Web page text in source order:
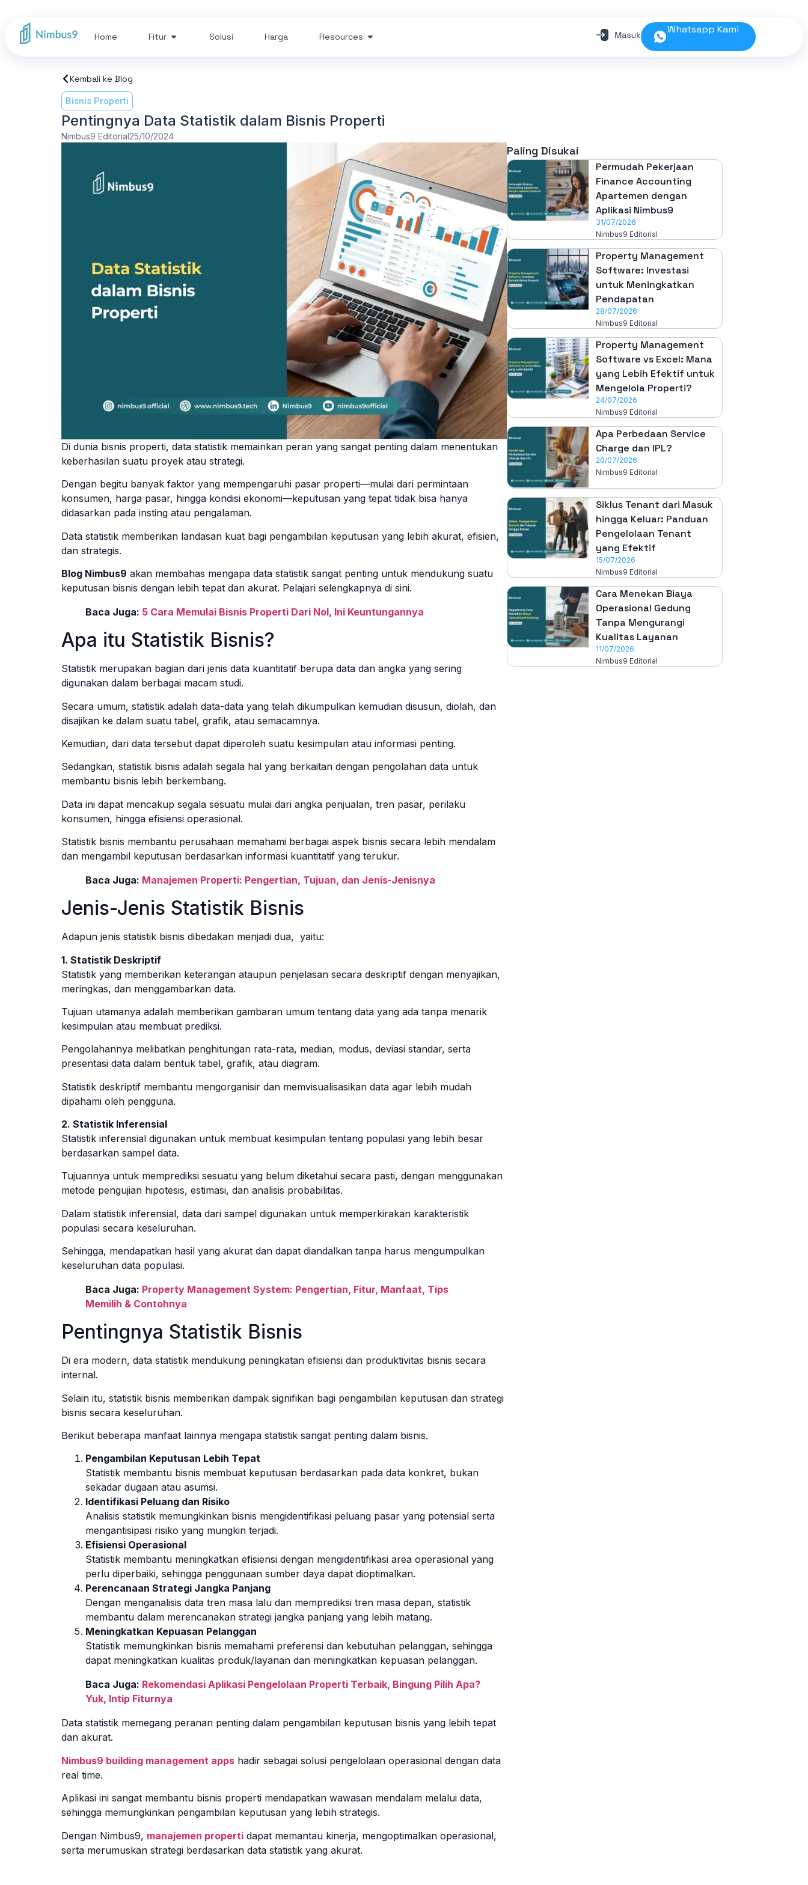
Home Fitur Solusi Harga Resources
Whatsapp Kami
Kembali ke Blog
Bisnis Properti
Pentingnya Data Statistik dalam Bisnis Properti
Nimbus9 Editorial25/10/2024
Di dunia bisnis properti, data statistik memainkan peran yang sangat penting dalam menentukan
keberhasilan suatu proyek atau strategi.
Dengan begitu banyak faktor yang mempengaruhi pasar properti—mulai dari permintaan
konsumen, harga pasar, hingga kondisi ekonomi—keputusan yang tepat tidak bisa hanya
didasarkan pada insting atau pengalaman.
Data statistik memberikan landasan kuat bagi pengambilan keputusan yang lebih akurat, efisien,
dan strategis.
Blog Nimbus9 akan membahas mengapa data statistik sangat penting untuk mendukung suatu
keputusan bisnis dengan lebih tepat dan akurat. Pelajari selengkapnya di sini.
Baca Juga: 5 Cara Memulai Bisnis Properti Dari Nol, Ini Keuntungannya
Apa itu Statistik Bisnis?
Statistik merupakan bagian dari jenis data kuantitatif berupa data dan angka yang sering
digunakan dalam berbagai macam studi.
Secara umum, statistik adalah data-data yang telah dikumpulkan kemudian disusun, diolah, dan
disajikan ke dalam suatu tabel, grafik, atau semacamnya.
Kemudian, dari data tersebut dapat diperoleh suatu kesimpulan atau informasi penting.
Sedangkan, statistik bisnis adalah segala hal yang berkaitan dengan pengolahan data untuk
membantu bisnis lebih berkembang.
Data ini dapat mencakup segala sesuatu mulai dari angka penjualan, tren pasar, perilaku
konsumen, hingga efisiensi operasional.
Statistik bisnis membantu perusahaan memahami berbagai aspek bisnis secara lebih mendalam
dan mengambil keputusan berdasarkan informasi kuantitatif yang terukur.
Baca Juga: Manajemen Properti: Pengertian, Tujuan, dan Jenis-Jenisnya
Jenis-Jenis Statistik Bisnis
Adapun jenis statistik bisnis dibedakan menjadi dua, yaitu:
1. Statistik Deskriptif
Statistik yang memberikan keterangan ataupun penjelasan secara deskriptif dengan menyajikan,
meringkas, dan menggambarkan data.
Tujuan utamanya adalah memberikan gambaran umum tentang data yang ada tanpa menarik
kesimpulan atau membuat prediksi.
Pengolahannya melibatkan penghitungan rata-rata, median, modus, deviasi standar, serta
presentasi data dalam bentuk tabel, grafik, atau diagram.
Statistik deskriptif membantu mengorganisir dan memvisualisasikan data agar lebih mudah
dipahami oleh pengguna.
2. Statistik Inferensial
Statistik inferensial digunakan untuk membuat kesimpulan tentang populasi yang lebih besar
berdasarkan sampel data.
Tujuannya untuk memprediksi sesuatu yang belum diketahui secara pasti, dengan menggunakan
metode pengujian hipotesis, estimasi, dan analisis probabilitas.
Dalam statistik inferensial, data dari sampel digunakan untuk memperkirakan karakteristik
populasi secara keseluruhan.
Sehingga, mendapatkan hasil yang akurat dan dapat diandalkan tanpa harus mengumpulkan
keseluruhan data populasi.
Baca Juga: Property Management System: Pengertian, Fitur, Manfaat, Tips
Memilih & Contohnya
Pentingnya Statistik Bisnis
Di era modern, data statistik mendukung peningkatan efisiensi dan produktivitas bisnis secara
internal.
Selain itu, statistik bisnis memberikan dampak signifikan bagi pengambilan keputusan dan strategi
bisnis secara keseluruhan.
Berikut beberapa manfaat lainnya mengapa statistik sangat penting dalam bisnis.
Pengambilan Keputusan Lebih Tepat
Statistik membantu bisnis membuat keputusan berdasarkan pada data konkret, bukan
sekadar dugaan atau asumsi.
Identifikasi Peluang dan Risiko
Analisis statistik memungkinkan bisnis mengidentifikasi peluang pasar yang potensial serta
mengantisipasi risiko yang mungkin terjadi.
Efisiensi Operasional
Statistik membantu meningkatkan efisiensi dengan mengidentifikasi area operasional yang
perlu diperbaiki, sehingga penggunaan sumber daya dapat dioptimalkan.
Perencanaan Strategi Jangka Panjang
Dengan menganalisis data tren masa lalu dan memprediksi tren masa depan, statistik
membantu dalam merencanakan strategi jangka panjang yang lebih matang.
Meningkatkan Kepuasan Pelanggan
Statistik memungkinkan bisnis memahami preferensi dan kebutuhan pelanggan, sehingga
dapat meningkatkan kualitas produk/layanan dan meningkatkan kepuasan pelanggan.
Baca Juga: Rekomendasi Aplikasi Pengelolaan Properti Terbaik, Bingung Pilih Apa?
Yuk, Intip Fiturnya
Data statistik memegang peranan penting dalam pengambilan keputusan bisnis yang lebih tepat
dan akurat.
Nimbus9 building management apps hadir sebagai solusi pengelolaan operasional dengan data
real time.
Aplikasi ini sangat membantu bisnis properti mendapatkan wawasan mendalam melalui data,
sehingga memungkinkan pengambilan keputusan yang lebih strategis.
Dengan Nimbus9, manajemen properti dapat memantau kinerja, mengoptimalkan operasional,
serta merumuskan strategi berdasarkan data statistik yang akurat.
Paling Disukai
Permudah Pekerjaan
Finance Accounting
Apartemen dengan
Aplikasi Nimbus9
31/07/2026
Nimbus9 Editorial
Property Management
Software: Investasi
untuk Meningkatkan
Pendapatan
28/07/2026
Nimbus9 Editorial
Property Management
Software vs Excel: Mana
yang Lebih Efektif untuk
Mengelola Properti?
24/07/2026
Nimbus9 Editorial
Apa Perbedaan Service
Charge dan IPL?
20/07/2026
Nimbus9 Editorial
Siklus Tenant dari Masuk
hingga Keluar: Panduan
Pengelolaan Tenant
yang Efektif
15/07/2026
Nimbus9 Editorial
Cara Menekan Biaya
Operasional Gedung
Tanpa Mengurangi
Kualitas Layanan
11/07/2026
Nimbus9 Editorial